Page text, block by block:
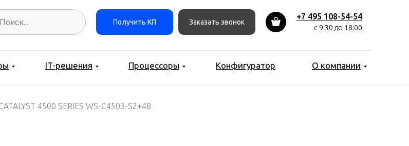
+7 495 108-54-54
с 9:30 до 18:00
Заказать звонок
Получить КП
IT-решения Процессоры Конфигуратор О компании
4500 SERIES WS-C4503-S2+48